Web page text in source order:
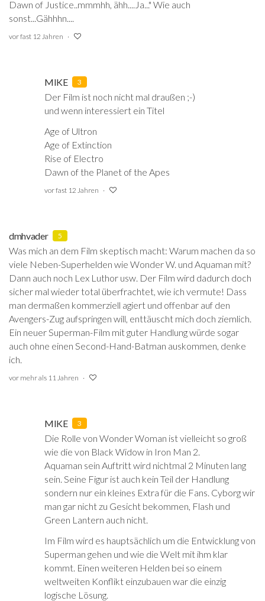
Dawn of Justice..mmmhh, ähh....Ja..." Wie auch
sonst...Gähhhn....
vor fast 12 Jahren
MIKE 3
Der Film ist noch nicht mal draußen ;-)
und wenn interessiert ein Titel
Age of Ultron
Age of Extinction
Rise of Electro
Dawn of the Planet of the Apes
vor fast 12 Jahren
dmhvader 5
Was mich an dem Film skeptisch macht: Warum machen da so
viele Neben-Superhelden wie Wonder W. und Aquaman mit?
Dann auch noch Lex Luthor usw. Der Film wird dadurch doch
sicher mal wieder total überfrachtet, wie ich vermute! Dass
man dermaßen kommerziell agiert und offenbar auf den
Avengers-Zug aufspringen will, enttäuscht mich doch ziemlich.
Ein neuer Superman-Film mit guter Handlung würde sogar
auch ohne einen Second-Hand-Batman auskommen, denke
ich.
vor mehr als 11 Jahren
MIKE 3
Die Rolle von Wonder Woman ist vielleicht so groß
wie die von Black Widow in Iron Man 2.
Aquaman sein Auftritt wird nichtmal 2 Minuten lang
sein. Seine Figur ist auch kein Teil der Handlung
sondern nur ein kleines Extra für die Fans. Cyborg wir
man gar nicht zu Gesicht bekommen, Flash und
Green Lantern auch nicht.
Im Film wird es hauptsächlich um die Entwicklung von
Superman gehen und wie die Welt mit ihm klar
kommt. Einen weiteren Helden bei so einem
weltweiten Konflikt einzubauen war die einzig
logische Lösung.